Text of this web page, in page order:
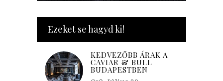
Ezeket se hagyd ki!
KEDVEZŐBB ÁRAK A
CAVIAR & BULL
BUDAPESTBEN